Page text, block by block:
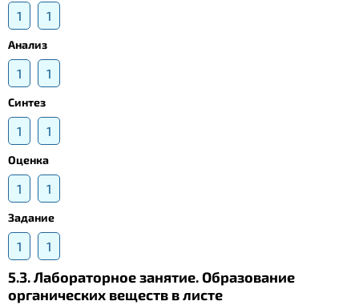
1 1
Анализ
1 1
Синтез
1 1
Оценка
1 1
Задание
1 1
5.3. Лабораторное занятие. Образование
органических веществ в листе